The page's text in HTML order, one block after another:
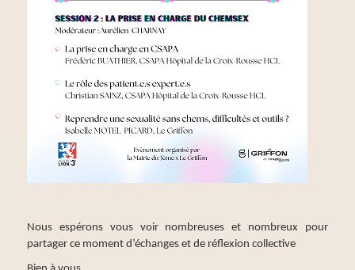
Nous espérons vous voir nombreuses et nombreux pour
partager ce moment d’échanges et de réflexion collective